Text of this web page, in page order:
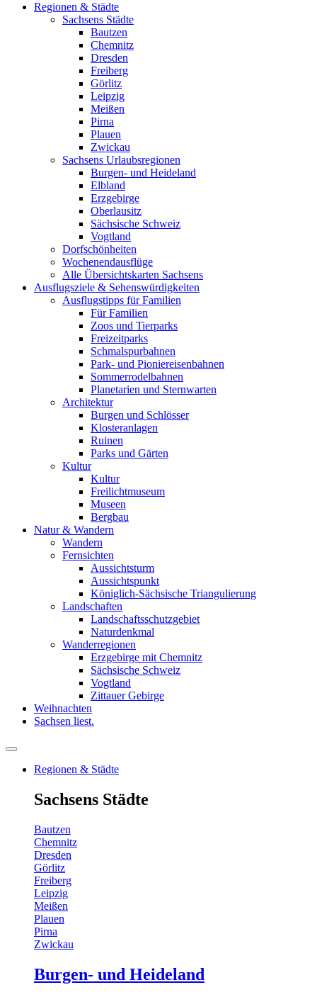
Regionen & Städte
Sachsens Städte
Bautzen
Chemnitz
Dresden
Freiberg
Görlitz
Leipzig
Meißen
Pirna
Plauen
Zwickau
Sachsens Urlaubsregionen
Burgen- und Heideland
Elbland
Erzgebirge
Oberlausitz
Sächsische Schweiz
Vogtland
Dorfschönheiten
Wochenendausflüge
Alle Übersichtskarten Sachsens
Ausflugsziele & Sehenswürdigkeiten
Ausflugstipps für Familien
Für Familien
Zoos und Tierparks
Freizeitparks
Schmalspurbahnen
Park- und Pioniereisenbahnen
Sommerrodelbahnen
Planetarien und Sternwarten
Architektur
Burgen und Schlösser
Klosteranlagen
Ruinen
Parks und Gärten
Kultur
Kultur
Freilichtmuseum
Museen
Bergbau
Natur & Wandern
Wandern
Fernsichten
Aussichtsturm
Aussichtspunkt
Königlich-Sächsische Triangulierung
Landschaften
Landschaftsschutzgebiet
Naturdenkmal
Wanderregionen
Erzgebirge mit Chemnitz
Sächsische Schweiz
Vogtland
Zittauer Gebirge
Weihnachten
Sachsen liest.
Regionen & Städte
Sachsens Städte
Bautzen
Chemnitz
Dresden
Görlitz
Freiberg
Leipzig
Meißen
Plauen
Pirna
Zwickau
Burgen- und Heideland